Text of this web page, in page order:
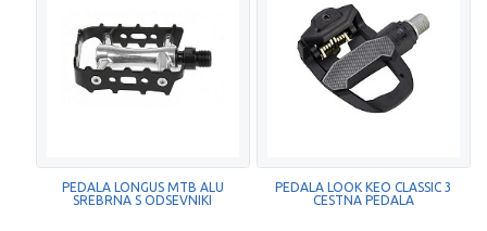
PEDALA LONGUS MTB ALU
SREBRNA S ODSEVNIKI
PEDALA LOOK KEO CLASSIC 3
CESTNA PEDALA